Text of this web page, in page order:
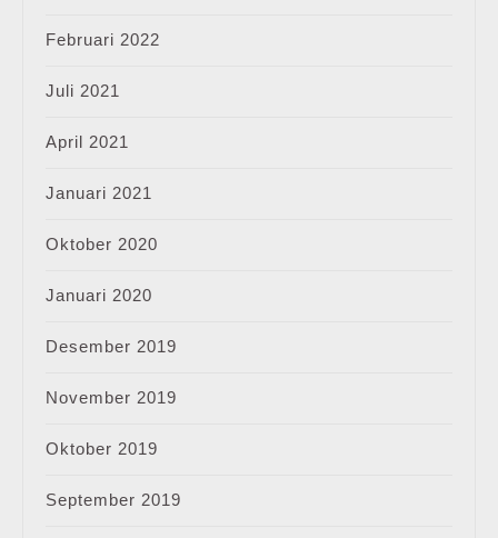
Februari 2022
Juli 2021
April 2021
Januari 2021
Oktober 2020
Januari 2020
Desember 2019
November 2019
Oktober 2019
September 2019